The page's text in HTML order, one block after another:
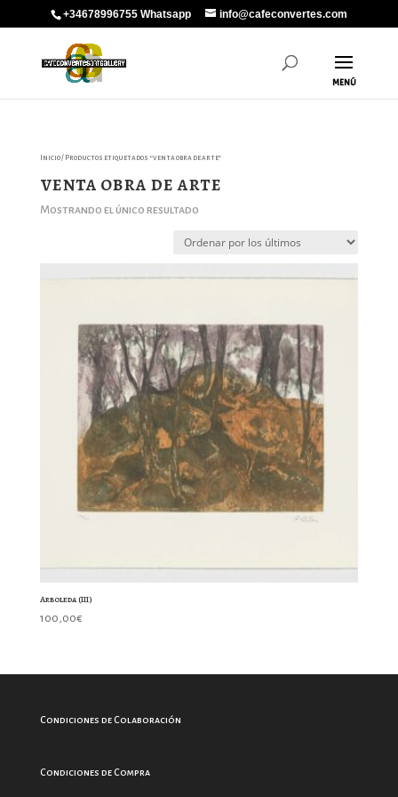
+34678996755 Whatsapp info@cafeconvertes.com
Inicio/ Productos etiquetados “venta obra de arte”
venta obra de arte
Mostrando el único resultado
Arboleda (III)
100,00€
Condiciones de Colaboración
Condiciones de Compra